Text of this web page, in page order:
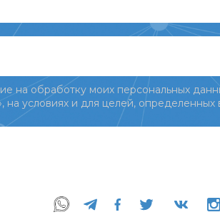
на обработку моих персональных
условиях и для целей, определенных